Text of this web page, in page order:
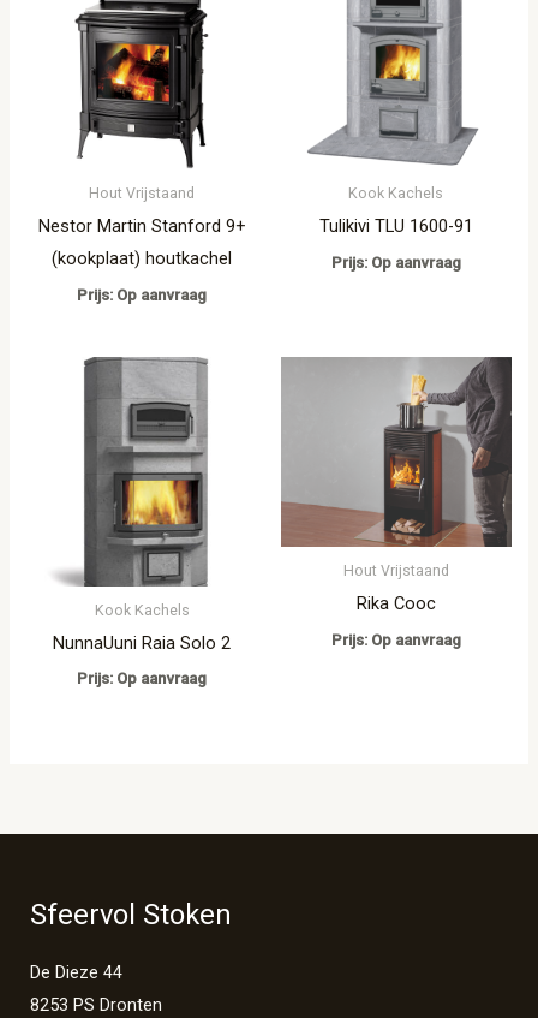
Hout Vrijstaand
Nestor Martin Stanford 9+
(kookplaat) houtkachel
Prijs: Op aanvraag
Kook Kachels
Tulikivi TLU 1600-91
Prijs: Op aanvraag
Kook Kachels
NunnaUuni Raia Solo 2
Prijs: Op aanvraag
Hout Vrijstaand
Rika Cooc
Prijs: Op aanvraag
Sfeervol Stoken
De Dieze 44
8253 PS Dronten